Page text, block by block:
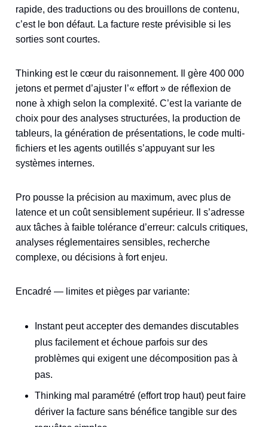
rapide, des traductions ou des brouillons de contenu,
c’est le bon défaut. La facture reste prévisible si les
sorties sont courtes.
Thinking est le cœur du raisonnement. Il gère 400 000
jetons et permet d’ajuster l’« effort » de réflexion de
none à xhigh selon la complexité. C’est la variante de
choix pour des analyses structurées, la production de
tableurs, la génération de présentations, le code multi-
fichiers et les agents outillés s’appuyant sur les
systèmes internes.
Pro pousse la précision au maximum, avec plus de
latence et un coût sensiblement supérieur. Il s’adresse
aux tâches à faible tolérance d’erreur: calculs critiques,
analyses réglementaires sensibles, recherche
complexe, ou décisions à fort enjeu.
Encadré — limites et pièges par variante:
Instant peut accepter des demandes discutables
plus facilement et échoue parfois sur des
problèmes qui exigent une décomposition pas à
pas.
Thinking mal paramétré (effort trop haut) peut faire
dériver la facture sans bénéfice tangible sur des